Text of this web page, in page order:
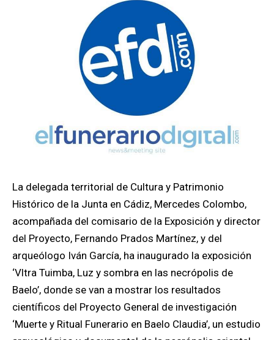
La delegada territorial de Cultura y Patrimonio
Histórico de la Junta en Cádiz, Mercedes Colombo,
acompañada del comisario de la Exposición y director
del Proyecto, Fernando Prados Martínez, y del
arqueólogo Iván García, ha inaugurado la exposición
‘Vltra Tuimba, Luz y sombra en las necrópolis de
Baelo’, donde se van a mostrar los resultados
científicos del Proyecto General de investigación
‘Muerte y Ritual Funerario en Baelo Claudia’, un estudio